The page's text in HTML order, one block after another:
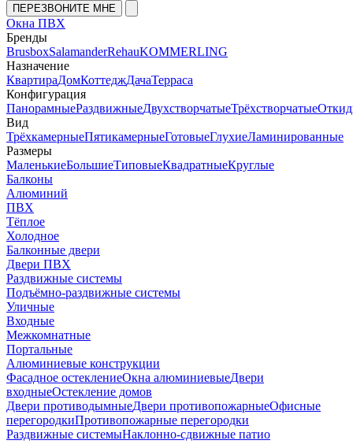
ПЕРЕЗВОНИТЕ МНЕ
Окна ПВХ
Бренды
BrusboxSalamanderRehauKOMMERLING
Назначение
КвартираДомКоттеджДачаТерраса
Конфигурация
ПанорамныеРаздвижныеДвухстворчатыеТрёхстворчатые
Вид
ТрёхкамерныеПятикамерныеГотовыеГлухиеЛаминированные
Размеры
МаленькиеБольшиеТиповыеКвадратныеКруглые
Балконы
Алюминий
ПВХ
Тёплое
Холодное
Балконные двери
Двери ПВХ
Раздвижные системы
Подъёмно-раздвижные системы
Уличные
Входные
Межкомнатные
Портальные
Алюминиевые конструкции
Фасадное остеклениеОкна алюминиевыеДвери
входныеОстекление домов
Двери противодымныеДвери противопожарныеОфисные
перегородкиПротивопожарные перегородки
Раздвижные системыНаклонно-сдвижные патио